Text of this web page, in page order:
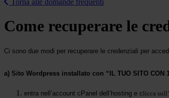
Torna alle domande frequenti
Come recuperare le
Ci sono due modi per recuperare le credenziali per
a) Sito Wordpress installato con “IL TUO SITO CON
entra nell’account cPanel dell’hosting e clicca